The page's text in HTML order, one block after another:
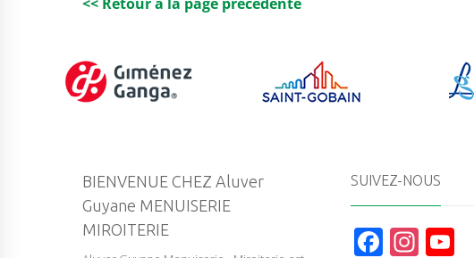
BIENVENUE CHEZ Aluver
Guyane MENUISERIE
MIROITERIE
SUIVEZ-NOUS
F In